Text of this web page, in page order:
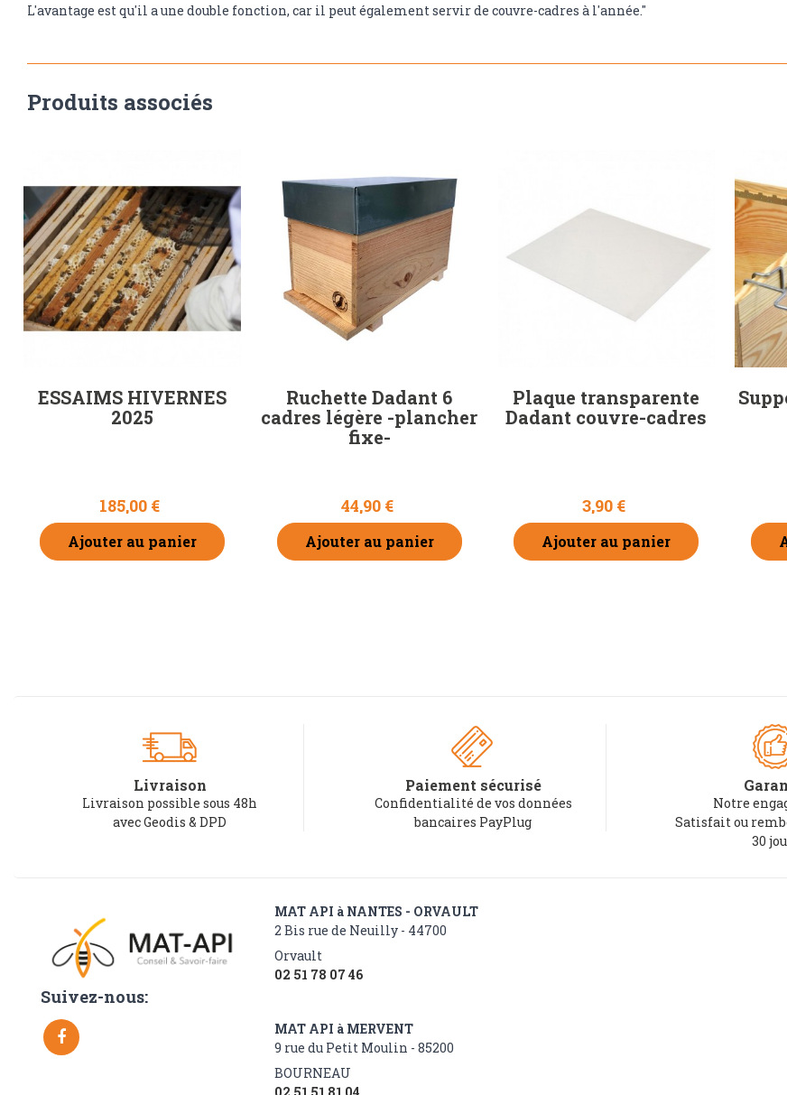
L'avantage est qu'il a une double fonction, car il peut également servir de couvre-cadres à l'année."
Produits associés
ESSAIMS HIVERNES
2025
185,00 €
Ajouter au panier
Ruchette Dadant 6
cadres légère -plancher
fixe-
44,90 €
Ajouter au panier
Plaque transparente
Dadant couvre-cadres
3,90 €
Ajouter au panier
Livraison
Livraison possible sous 48h
avec Geodis & DPD
Paiement sécurisé
Confidentialité de vos données
bancaires PayPlug
Notre
Satisfait ou
30
Suivez-nous:
MAT API à NANTES - ORVAULT
2 Bis rue de Neuilly - 44700
Orvault
02 51 78 07 46
MAT API à MERVENT
9 rue du Petit Moulin - 85200
BOURNEAU
02 51 51 81 04